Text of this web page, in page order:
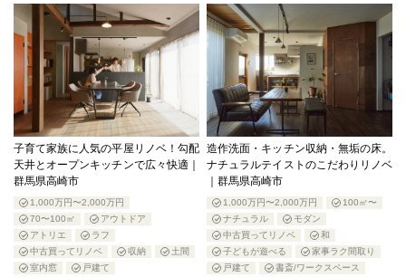
子育て家族に人気の平屋リノベ！勾配
天井とオープンキッチンで広々快適｜
群馬県高崎市
1,000万円〜2,000万円
70〜100㎡
アウトドア
アトリエ
ラフ
中古買ってリノベ
収納
土間
室内窓
戸建て
造作洗面・キッチン収納・無垢の床。
ナチュラルテイストのこだわりリノベ
｜群馬県高崎市
1,000万円〜2,000万円
100㎡〜
ナチュラル
モダン
中古買ってリノベ
和
子どもが遊べる
家事ラク間取り
戸建て
書斎/ワークスペース